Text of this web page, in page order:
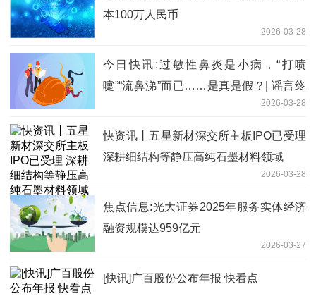
本100万人民币
2026-03-28
今日快讯:过敏性鼻炎是小病，“打喷
嚏”“流鼻涕”而已……是真是假？| 谣言终
2026-03-28
快资讯丨五星新材深交所主板IPO已受理
深耕细结构等静压高纯石墨材料领域
2026-03-28
焦点信息:光大证券2025年服务实体经济
融资规模达959亿元
2026-03-27
[快讯]广百股份公布年报 快看点